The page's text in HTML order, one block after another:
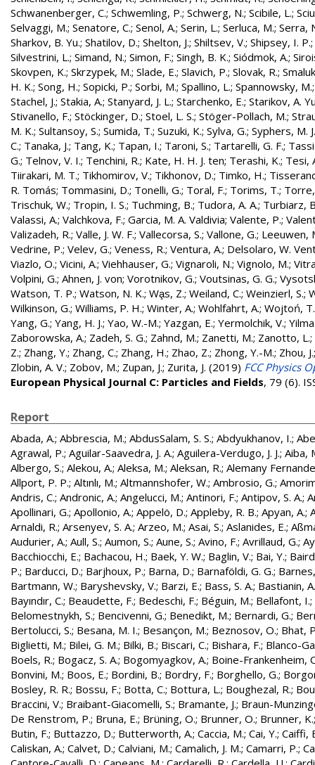
Schwanenberger, C.; Schwemling, P.; Schwerg, N.; Scibile, L.;
Selvaggi, M.; Senatore, C.; Senol, A.; Serin, L.; Serluca, M.; Serra,
Sharkov, B. Yu.; Shatilov, D.; Shelton, J.; Shiltsev, V.; Shipsey, I. P.;
Silvestrini, L.; Simand, N.; Simon, F.; Singh, B. K.; Siódmok, A.;
Skovpen, K.; Skrzypek, M.; Slade, E.; Slavich, P.; Slovak, R.;
H. K.; Song, H.; Sopicki, P.; Sorbi, M.; Spallino, L.; Spannowsky, M.
Stachel, J.; Stakia, A.; Stanyard, J. L.; Starchenko, E.; Starikov, A.
Stivanello, F.; Stöckinger, D.; Stoel, L. S.; Stöger-Pollach, M.;
M. K.; Sultansoy, S.; Sumida, T.; Suzuki, K.; Sylva, G.; Syphers, M. J.
C.; Tanaka, J.; Tang, K.; Tapan, I.; Taroni, S.; Tartarelli, G. F.;
G.; Telnov, V. I.; Tenchini, R.; Kate, H. H. J. ten; Terashi, K.; Tesi,
Tiirakari, M. T.; Tikhomirov, V.; Tikhonov, D.; Timko, H.;
R. Tomás; Tommasini, D.; Tonelli, G.; Toral, F.; Torims, T.;
Trischuk, W.; Tropin, I. S.; Tuchming, B.; Tudora, A. A.; Turbiarz,
Valassi, A.; Valchkova, F.; Garcia, M. A. Valdivia; Valente, P.;
Valizadeh, R.; Valle, J. W. F.; Vallecorsa, S.; Vallone, G.; Leeuwen,
Vedrine, P.; Velev, G.; Veness, R.; Ventura, A.; Delsolaro, W.
Viazlo, O.; Vicini, A.; Viehhauser, G.; Vignaroli, N.; Vignolo, M.;
Volpini, G.; Ahnen, J. von; Vorotnikov, G.; Voutsinas, G. G.;
Watson, T. P.; Watson, N. K.; Wa̧s, Z.; Weiland, C.; Weinzierl, S.;
Wilkinson, G.; Williams, P. H.; Winter, A.; Wohlfahrt, A.; Wojtoń, T.
Yang, G.; Yang, H. J.; Yao, W.-M.; Yazgan, E.; Yermolchik, V.;
Zaborowska, A.; Zadeh, S. G.; Zahnd, M.; Zanetti, M.; Zanotto, L.;
Z.; Zhang, Y.; Zhang, C.; Zhang, H.; Zhao, Z.; Zhong, Y.-M.; Zhou, J.
Zlobin, A. V.; Zobov, M.; Zupan, J.; Zurita, J. (2019) FCC Physics
European Physical Journal C: Particles and Fields, 79 (6).
Report
Abada, A.; Abbrescia, M.; AbdusSalam, S. S.; Abdyukhanov, I.;
Agrawal, P.; Aguilar-Saavedra, J. A.; Aguilera-Verdugo, J. J.; Aiba,
Albergo, S.; Alekou, A.; Aleksa, M.; Aleksan, R.; Alemany
Allport, P. P.; Altınlı, M.; Altmannshofer, W.; Ambrosio, G.;
Andris, C.; Andronic, A.; Angelucci, M.; Antinori, F.; Antipov, S. A.;
Apollinari, G.; Apollonio, A.; Appelö, D.; Appleby, R. B.; Apyan, A.;
Arnaldi, R.; Arsenyev, S. A.; Arzeo, M.; Asai, S.; Aslanides, E.;
Audurier, A.; Aull, S.; Aumon, S.; Aune, S.; Avino, F.; Avrillaud, G.;
Bacchiocchi, E.; Bachacou, H.; Baek, Y. W.; Baglin, V.; Bai, Y.;
P.; Barducci, D.; Barjhoux, P.; Barna, D.; Barnaföldi, G. G.;
Bartmann, W.; Baryshevsky, V.; Barzi, E.; Bass, S. A.; Bastianin, A.
Bayındır, C.; Beaudette, F.; Bedeschi, F.; Béguin, M.; Bellafont, I.;
Belomestnykh, S.; Bencivenni, G.; Benedikt, M.; Bernardi, G.;
Bertolucci, S.; Besana, M. I.; Besançon, M.; Beznosov, O.; Bhat,
Biglietti, M.; Bilei, G. M.; Bilki, B.; Biscari, C.; Bishara, F.; Blanco-
Boels, R.; Bogacz, S. A.; Bogomyagkov, A.; Boine-Frankenheim,
Bonvini, M.; Boos, E.; Bordini, B.; Bordry, F.; Borghello, G.;
Bosley, R. R.; Bossu, F.; Botta, C.; Bottura, L.; Boughezal, R.;
Braccini, V.; Braibant-Giacomelli, S.; Bramante, J.; Braun-
De Renstrom, P.; Bruna, E.; Brüning, O.; Brunner, O.; Brunner, K.
Butin, F.; Buttazzo, D.; Butterworth, A.; Caccia, M.; Cai, Y.; Caiffi,
Caliskan, A.; Calvet, D.; Calviani, M.; Camalich, J. M.; Camarri, P.;